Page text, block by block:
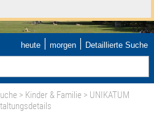
heute | morgen | Detaillierte Suche
> Kinder & Familie > UNIKATUM